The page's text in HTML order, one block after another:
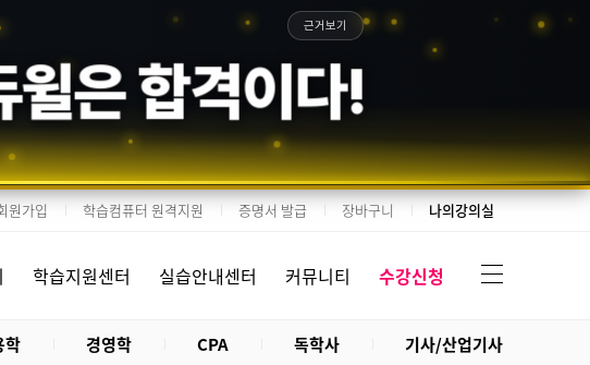
윌은 합격이다!
근거보기
원가입 학습컴퓨터 원격지원 증명서 발급 장바구니 나의강의실
학습지원센터 실습안내센터 커뮤니티 수강신청
학 경영학 CPA 독학사 기사/산업기사